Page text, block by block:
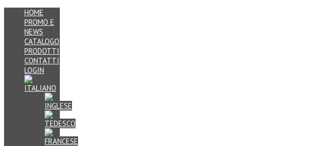
HOME
PROMO E
NEWS
CATALOGO
PRODOTTI
CONTATTI
LOGIN